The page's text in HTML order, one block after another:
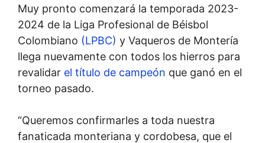
Muy pronto comenzará la temporada 2023-
2024 de la Liga Profesional de Béisbol
Colombiano (LPBC) y Vaqueros de Montería
llega nuevamente con todos los hierros para
revalidar el título de campeón que ganó en el
torneo pasado.
“Queremos confirmarles a toda nuestra
fanaticada monteriana y cordobesa, que el